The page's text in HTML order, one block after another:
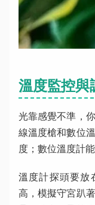
溫度監控與
光靠感覺不準，
線溫度槍和數位
度；數位溫度計
溫度計探頭要放
高，模擬守宮趴